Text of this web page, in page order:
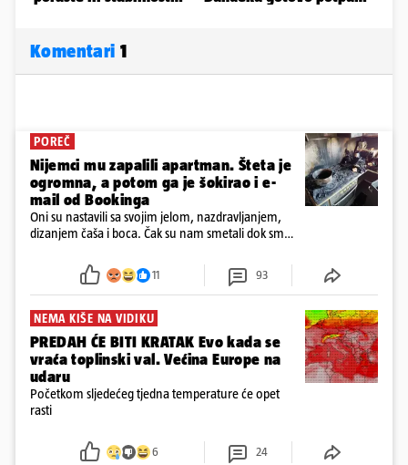
Komentari 1
POREČ
Nijemci mu zapalili apartman. Šteta je
ogromna, a potom ga je šokirao i e-
mail od Bookinga
Oni su nastavili sa svojim jelom, nazdravljanjem,
dizanjem čaša i boca. Čak su nam smetali dok smo
požar, rekao je vlasnik
11 93
NEMA KIŠE NA VIDIKU
PREDAH ĆE BITI KRATAK Evo kada se
vraća toplinski val. Većina Europe na
udaru
Početkom sljedećeg tjedna temperature će opet
rasti
6 24